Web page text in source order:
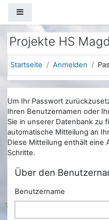
Projekte HS
Startseite Anmelden
Um Ihr Passwort
Ihren Benutzernamen oder
Sie in unserer Datenbank zu
automatische Mitteilung an
Diese Mitteilung enthält eine
Schritte.
Über den
Benutzername